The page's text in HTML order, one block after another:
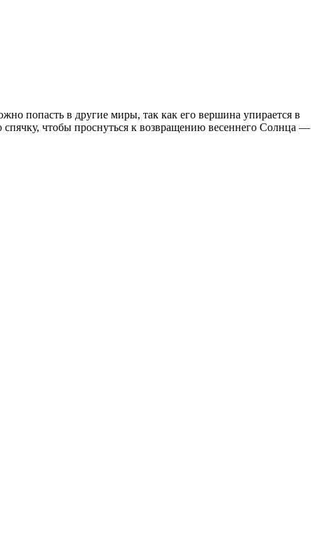
попасть в другие миры, так как его вершина упирается в
чтобы проснуться к возвращению весеннего Солнца —